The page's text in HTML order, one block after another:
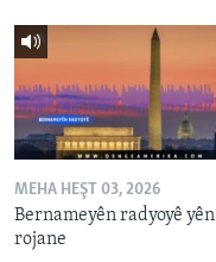
MEHA HEŞT 03, 2026
Bernameyên radyoyê yên
rojane